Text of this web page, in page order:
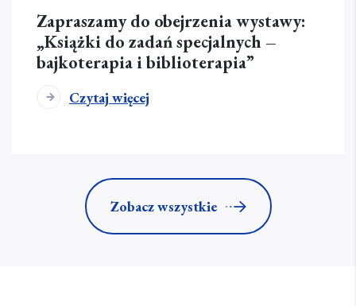
Zapraszamy do obejrzenia wystawy:
„Książki do zadań specjalnych –
bajkoterapia i biblioterapia”
Czytaj więcej
Zobacz wszystkie